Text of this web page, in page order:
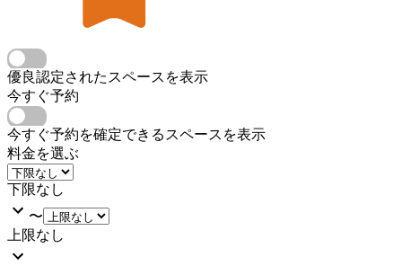
優良認定されたスペースを表示
今すぐ予約
今すぐ予約を確定できるスペースを表示
料金を選ぶ
下限なし
〜
上限なし